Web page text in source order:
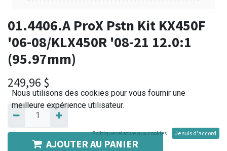
01.4406.A ProX Pstn Kit KX450F
'06-08/KLX450R '08-21 12.0:1
(95.97mm)
249,96 $
AJOUTER AU PANIER
Nous utilisons des cookies pour vous fournir une
meilleure expérience utilisateur.
Politique relative aux cookies Je suis d'accord